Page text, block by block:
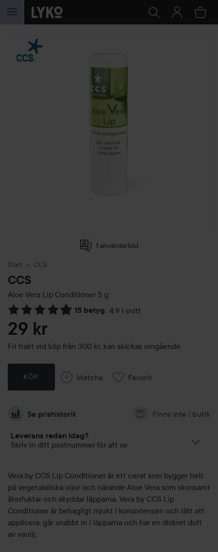
HOPPA TILL INNEHÅLLET
1 användarbild
Start CCS
CCS
Aloe Vera Lip Conditioner 5 g
15 betyg , 4.9 i snitt
Hoppa till Betyg & kommentarer
29 kr
Fri frakt vid köp från 300 kr, kan skickas omgående
KÖP Matcha Favorit
Se prishistorik Finns inte i butik
Leverans redan idag?
Skriv in ditt postnummer för att se
Vera by CCS Lip Conditioner är ett cerat som bygger helt
på vegetabiliska oljor och närande Aloe Vera som skonsamt
återfuktar och skyddar läpparna. Vera by CCS Lip
Conditioner är behagligt mjukt i konsistensen och lätt att
applicera, går snabbt in i läpparna och har en diskret doft
av vanilj.